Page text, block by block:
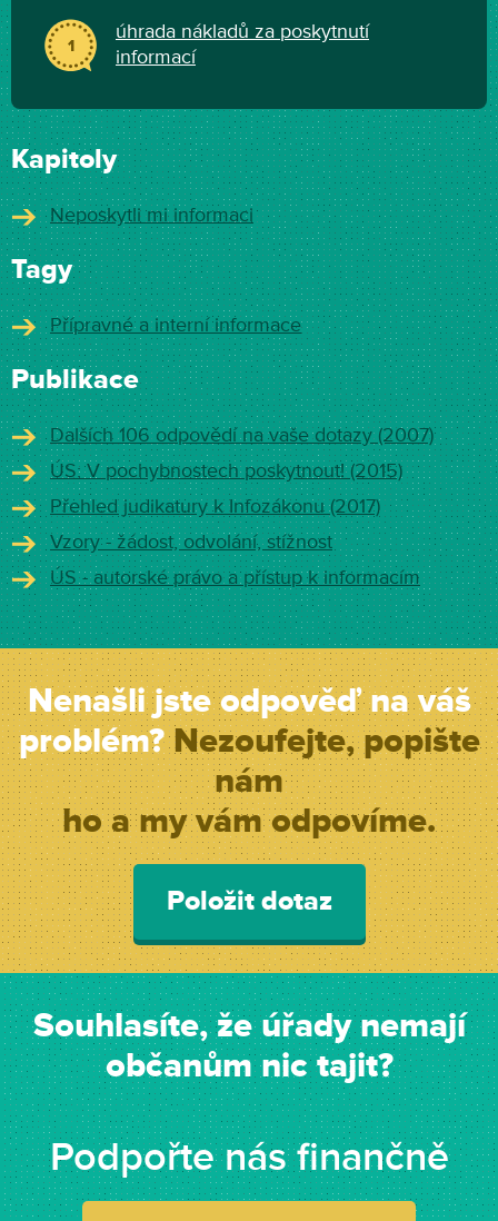
1
úhrada nákladů za poskytnutí
informací
Kapitoly
Neposkytli mi informaci
Tagy
Přípravné a interní informace
Publikace
Dalších 106 odpovědí na vaše dotazy (2007)
ÚS: V pochybnostech poskytnout! (2015)
Přehled judikatury k Infozákonu (2017)
Vzory - žádost, odvolání, stížnost
ÚS - autorské právo a přístup k informacím
Nenašli jste odpověď na váš
problém?Nezoufejte, popište
nám
ho a my vám odpovíme.
Položit dotaz
Souhlasíte, že úřady nemají
občanům nic tajit?
Podpořte nás finančně